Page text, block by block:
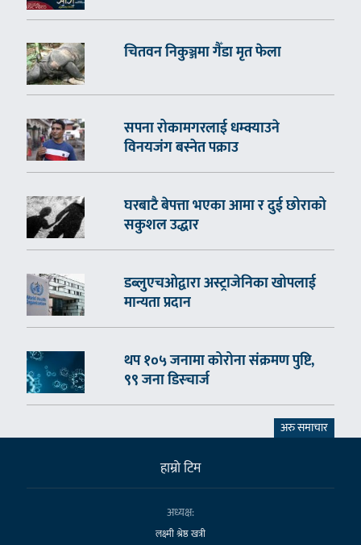
चितवन निकुञ्जमा गैँडा मृत फेला
सपना रोकामगरलाई धम्क्याउने
विनयजंग बस्नेत पक्राउ
घरबाटै बेपत्ता भएका आमा र दुई छोराको
सकुशल उद्धार
डब्लुएचओद्वारा अस्ट्राजेनिका खोपलाई
मान्यता प्रदान
थप १०५ जनामा कोरोना संक्रमण पुष्टि,
९९ जना डिस्चार्ज
अरु समाचार
हाम्राे टिम
अध्यक्ष:
लक्ष्मी श्रेष्ठ खत्री